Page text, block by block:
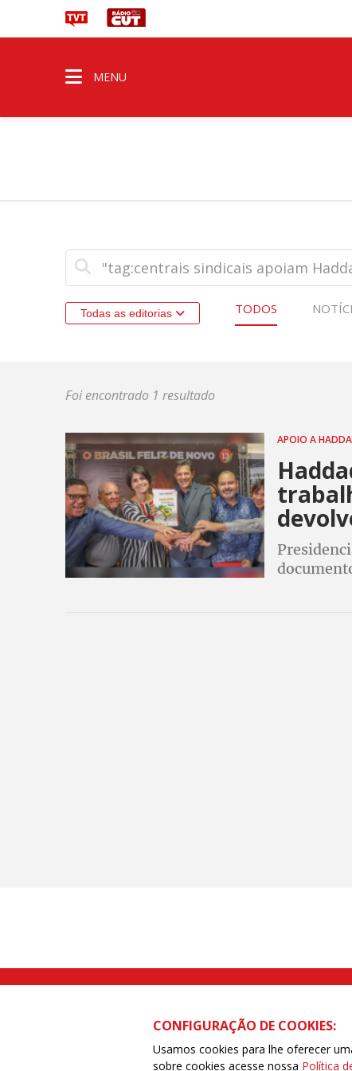
MENU
Todas as editorias TODOS
Foi encontrado 1 resultado
APOIO A
Rua Caetano Pinto nº 575 CEP
CONFIGURAÇÃO DE COOKIES:
Usamos cookies para lhe oferecer
sobre cookies acesse nossa Política